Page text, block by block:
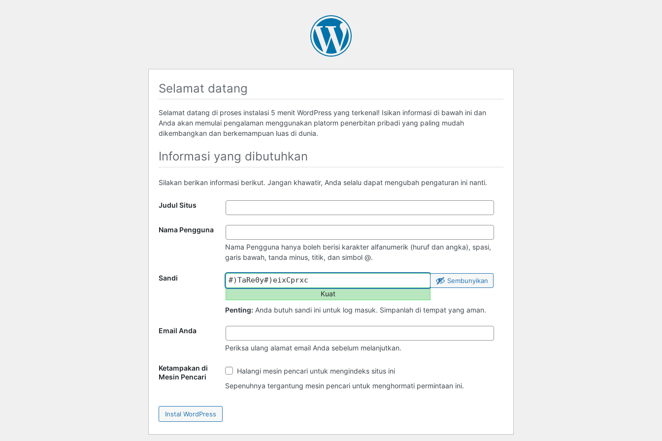
Selamat datang
Selamat datang di proses instalasi 5 menit WordPress yang terkenal! Isikan informasi di bawah ini dan
Anda akan memulai pengalaman menggunakan platorm penerbitan pribadi yang paling mudah
dikembangkan dan berkemampuan luas di dunia.
Informasi yang dibutuhkan
Silakan berikan informasi berikut. Jangan khawatir, Anda selalu dapat mengubah pengaturan ini nanti.
Judul Situs
Nama Pengguna
Nama Pengguna hanya boleh berisi karakter alfanumerik (huruf dan angka), spasi,
garis bawah, tanda minus, titik, dan simbol @.
Sandi
Kuat
Sembunyikan
Penting: Anda butuh sandi ini untuk log masuk. Simpanlah di tempat yang aman.
Email Anda
Periksa ulang alamat email Anda sebelum melanjutkan.
Ketampakan di
Mesin Pencari
Ketampakan
di
Mesin
Halangi mesin pencari untuk mengindeks situs ini
Sepenuhnya tergantung mesin pencari untuk menghormati permintaan ini.